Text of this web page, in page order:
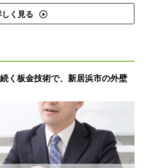
しく見る
く板金技術で、新居浜市の外壁